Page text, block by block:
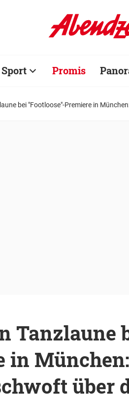
Sport Promis
bei "Footloose"-Premiere in
Tanzlaune
in
über